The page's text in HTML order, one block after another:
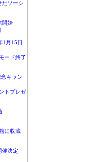
たソーシ
開始
1月15日
ード終了
キャン
トプレゼ
に収蔵
催決定